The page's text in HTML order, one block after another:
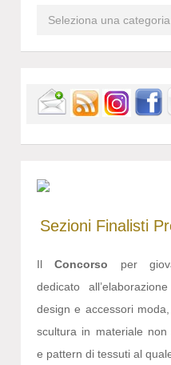
Sezioni Finalisti
IlConcorso per
dedicato
design e accessori
scultura in materiale non
e pattern di tessuti al